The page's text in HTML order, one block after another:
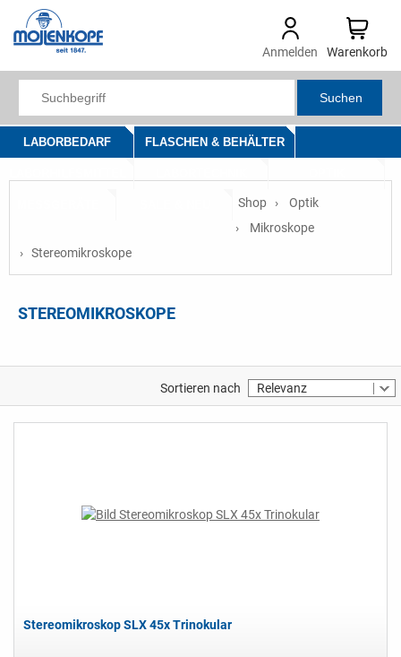
Anmelden Warenkorb
Suchen
LABORBEDARF FLASCHEN & BEHÄLTER
Shop
Optik
Mikroskope
Stereomikroskope
STEREOMIKROSKOPE
Sortieren nach Relevanz
Stereomikroskop SLX 45x Trinokular